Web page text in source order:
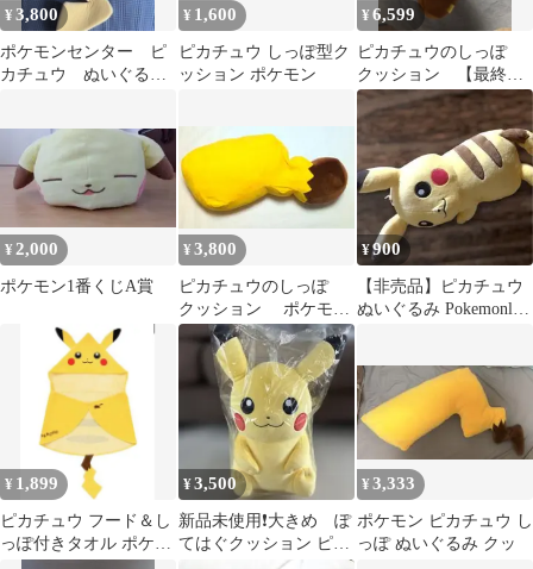
¥3,800
ポケモンセンター ピ
カチュウ ぬいぐる
¥ 1,600
ピカチュウ しっぽ型ク
ッション ポケモン
¥6,599
ピカチュウのしっぽ
クッション 【最終お
値下げ】
¥ 2,000
ポケモン1番くじA賞
¥3,800
ピカチュウのしっぽ
クッション ポケモン
センター
¥900
【非売品】ピカチュウ
ぬいぐるみ Pokemonlife
¥ 1,899
ピカチュウ フード＆し
っぽ付きタオル ポケッ
¥3,500
新品未使用❗️大きめ ぽ
てはぐクッション ピカ
¥3,333
ポケモン ピカチュウ し
っぽ ぬいぐるみ クッ